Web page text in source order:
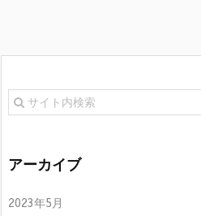
アーカイブ
2023年5月